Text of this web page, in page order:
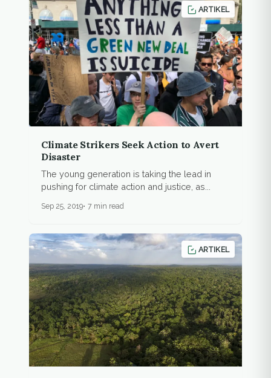
ARTIKEL
Climate Strikers Seek Action to Avert
Disaster
The young generation is taking the lead in
pushing for climate action and justice, as...
Sep 25, 2019 7 min read
ARTIKEL